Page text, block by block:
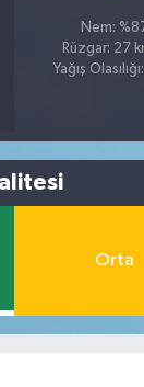
Nem:
Rüzgar: 27
Yağış
Orta